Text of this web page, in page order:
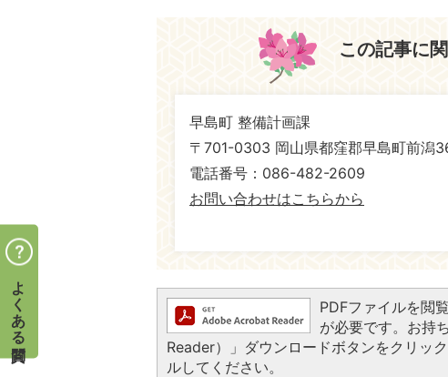
この記事に
早島町 整備計画課
〒701-0303 岡山県都窪郡早島町前潟
電話番号：086-482-2609
お問い合わせはこちらから
PDFファイルを閲
が必要です。お持
Reader）」ダウンロードボタンをクリッ
ルしてください。
よくある質問